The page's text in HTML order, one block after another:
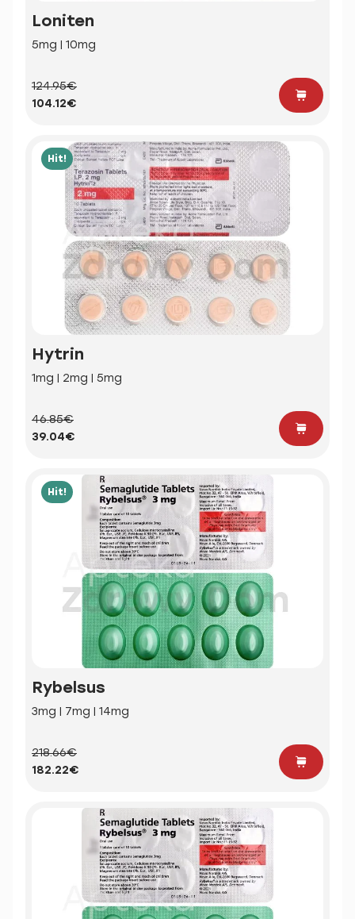
Loniten
5mg | 10mg
124.95€
104.12€
Hit!
Hytrin
1mg | 2mg | 5mg
46.85€
39.04€
Hit!
Rybelsus
3mg | 7mg | 14mg
218.66€
182.22€